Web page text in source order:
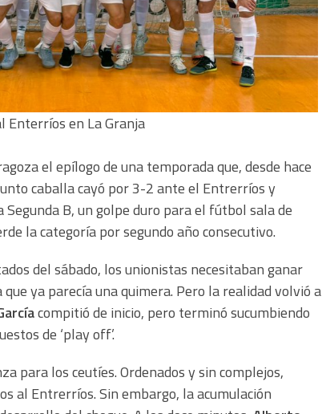
Enterríos en La Granja
el epílogo de una temporada que, desde hace
caballa cayó por 3-2 ante el Entrerríos y
B, un golpe duro para el fútbol sala de
la categoría por segundo año consecutivo.
del sábado, los unionistas necesitaban ganar
ya parecía una quimera. Pero la realidad volvió a
compitió de inicio, pero terminó sucumbiendo
de ‘play off’.
para los ceutíes. Ordenados y sin complejos,
al Entrerríos. Sin embargo, la acumulación